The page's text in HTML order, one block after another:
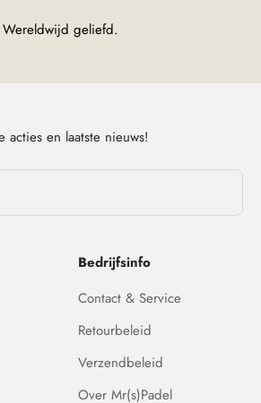
Wereldwijd geliefd.
en laatste nieuws!
Bedrijfsinfo
Contact & Service
Retourbeleid
Verzendbeleid
Over Mr(s)Padel